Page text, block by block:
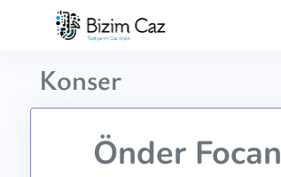
Konser
Önder